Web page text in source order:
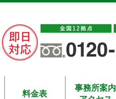
料金表
事務所案内